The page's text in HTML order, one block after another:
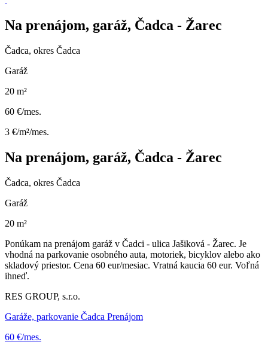
Na prenájom, garáž, Čadca - Žarec
Čadca, okres Čadca
Garáž
20 m²
60 €/mes.
3 €/m²/mes.
Na prenájom, garáž, Čadca - Žarec
Čadca, okres Čadca
Garáž
20 m²
Ponúkam na prenájom garáž v Čadci - ulica Jašiková - Žarec. Je
vhodná na parkovanie osobného auta, motoriek, bicyklov alebo ako
skladový priestor. Cena 60 eur/mesiac. Vratná kaucia 60 eur. Voľná
ihneď.
RES GROUP, s.r.o.
Garáže, parkovanie Čadca Prenájom
60 €/mes.